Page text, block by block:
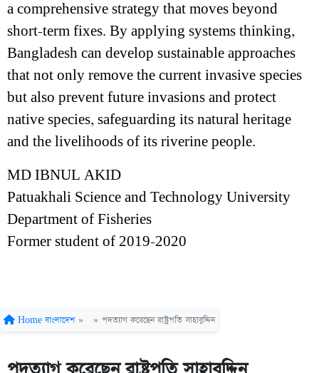
a comprehensive strategy that moves beyond
short-term fixes. By applying systems thinking,
Bangladesh can develop sustainable approaches
that not only remove the current invasive species
but also prevent future invasions and protect
native species, safeguarding its natural heritage
and the livelihoods of its riverine people.
MD IBNUL AKID
Patuakhali Science and Technology University
Department of Fisheries
Former student of 2019-2020
Home বাংলাদেশ » » পদত্যাগ করেছেন রাষ্ট্রপতি সাহাবুদ্দিন